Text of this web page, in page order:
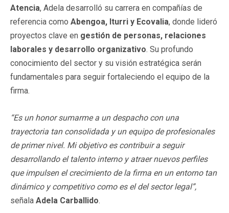
Atencia, Adela desarrolló su carrera en compañías de
referencia como Abengoa, Iturri y Ecovalia, donde lideró
proyectos clave en gestión de personas, relaciones
laborales y desarrollo organizativo. Su profundo
conocimiento del sector y su visión estratégica serán
fundamentales para seguir fortaleciendo el equipo de la
firma.
“Es un honor sumarme a un despacho con una
trayectoria tan consolidada y un equipo de profesionales
de primer nivel. Mi objetivo es contribuir a seguir
desarrollando el talento interno y atraer nuevos perfiles
que impulsen el crecimiento de la firma en un entorno tan
dinámico y competitivo como es el del sector legal”,
señala Adela Carballido.